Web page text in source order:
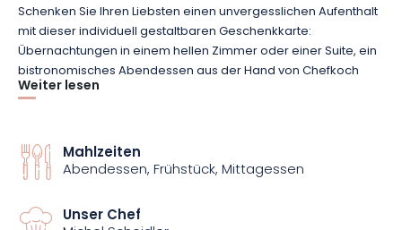
Schenken Sie Ihren Liebsten einen unvergesslichen Aufenthalt
mit dieser individuell gestaltbaren Geschenkkarte:
Übernachtungen in einem hellen Zimmer oder einer Suite, ein
bistronomisches Abendessen aus der Hand von Chefkoch
Michel Scheidler, Momente der Entspannung in einer grünen
außergewöhnliche Erlebnis zu verlängern.
Weiter lesen
Mahlzeiten
Abendessen, Frühstück, Mittagessen
Unser Chef